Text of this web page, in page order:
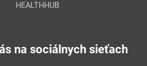
HEALTHHUB
na sociálnych sieťach